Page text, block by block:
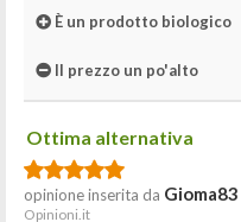
È un prodotto biologico
Il prezzo un po'alto
Ottima alternativa
opinione inserita da Gioma83
Opinioni.it